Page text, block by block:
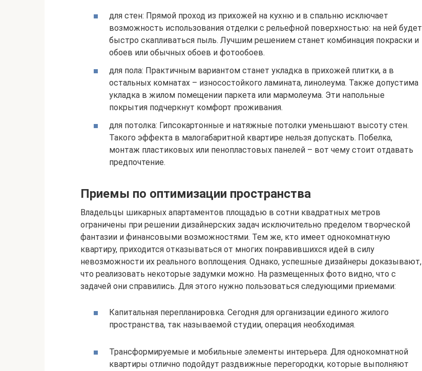
для стен: Прямой проход из прихожей на кухню и в спальню исключает
возможность использования отделки с рельефной поверхностью: на ней будет
быстро скапливаться пыль. Лучшим решением станет комбинация покраски и
обоев или обычных обоев и фотообоев.
для пола: Практичным вариантом станет укладка в прихожей плитки, а в
остальных комнатах – износостойкого ламината, линолеума. Также допустима
укладка в жилом помещении паркета или мармолеума. Эти напольные
покрытия подчеркнут комфорт проживания.
для потолка: Гипсокартонные и натяжные потолки уменьшают высоту стен.
Такого эффекта в малогабаритной квартире нельзя допускать. Побелка,
монтаж пластиковых или пенопластовых панелей – вот чему стоит отдавать
предпочтение.
Приемы по оптимизации пространства
Владельцы шикарных апартаментов площадью в сотни квадратных метров
ограничены при решении дизайнерских задач исключительно пределом творческой
фантазии и финансовыми возможностями. Тем же, кто имеет однокомнатную
квартиру, приходится отказываться от многих понравившихся идей в силу
невозможности их реального воплощения. Однако, успешные дизайнеры доказывают,
что реализовать некоторые задумки можно. На размещенных фото видно, что с
задачей они справились. Для этого нужно пользоваться следующими приемами:
Капитальная перепланировка. Сегодня для организации единого жилого
пространства, так называемой студии, операция необходимая.
Трансформируемые и мобильные элементы интерьера. Для однокомнатной
квартиры отлично подойдут раздвижные перегородки, которые выполняют